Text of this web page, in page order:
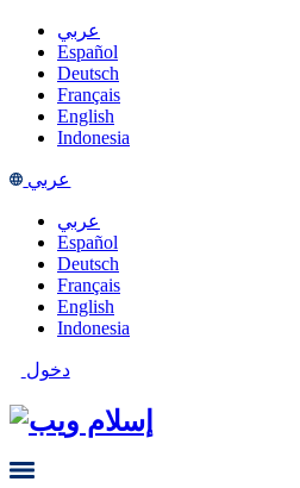
عربي
Español
Deutsch
Français
English
Indonesia
عربي
عربي
Español
Deutsch
Français
English
Indonesia
دخول